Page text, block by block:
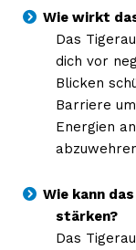
Wie wirkt
Das
dich vor
Blicken
Barriere
Energien
Wie kann
stärken?
Das